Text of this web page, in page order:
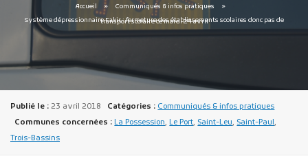
MES DÉMARCHES
Accueil
Communiqués & infos pratiques
Système dépressionnaire Fakir : fermeture des établissements scolaires donc pas de transport scolaire ce mardi 24 avril
Publié le : 23 avril 2018 Catégories : Communiqués & infos pratiques
Communes concernées : La Possession,Le Port, Saint-Leu, Saint-Paul,
Trois-Bassins